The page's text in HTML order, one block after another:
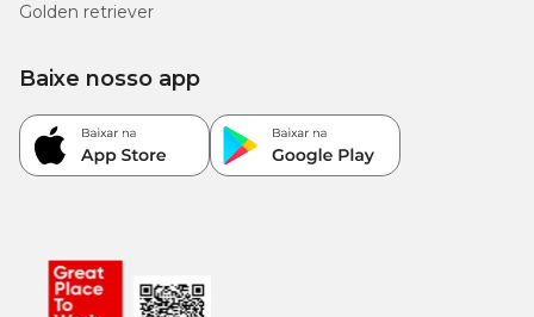
Golden retriever
Baixe nosso app